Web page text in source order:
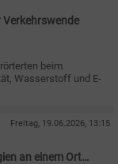
beim
Wasserstoff und E-
Freitag, 19.06.2026, 13:15
an einem Ort